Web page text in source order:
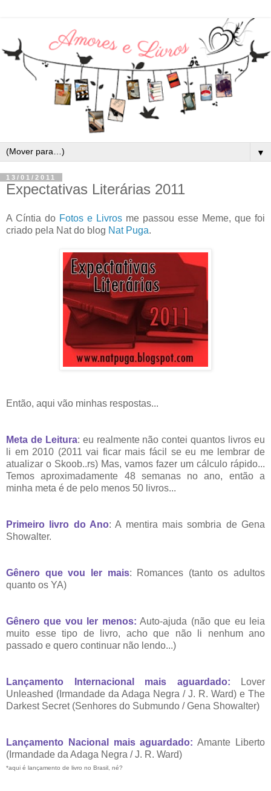
▼
13/01/2011
Expectativas Literárias 2011
A Cíntia do Fotos e Livros me passou esse Meme, que foi
criado pela Nat do blog Nat Puga.
Então, aqui vão minhas respostas...
Meta de Leitura: eu realmente não contei quantos livros eu
li em 2010 (2011 vai ficar mais fácil se eu me lembrar de
atualizar o Skoob..rs) Mas, vamos fazer um cálculo rápido...
Temos aproximadamente 48 semanas no ano, então a
minha meta é de pelo menos 50 livros...
Primeiro livro do Ano: A mentira mais sombria de Gena
Showalter.
Gênero que vou ler mais: Romances (tanto os adultos
quanto os YA)
Gênero que vou ler menos: Auto-ajuda (não que eu leia
muito esse tipo de livro, acho que não li nenhum ano
passado e quero continuar não lendo...)
Lançamento Internacional mais aguardado: Lover
Unleashed (Irmandade da Adaga Negra / J. R. Ward) e The
Darkest Secret (Senhores do Submundo / Gena Showalter)
Lançamento Nacional mais aguardado: Amante Liberto
(Irmandade da Adaga Negra / J. R. Ward)
*aqui é lançamento de livro no Brasil, né?